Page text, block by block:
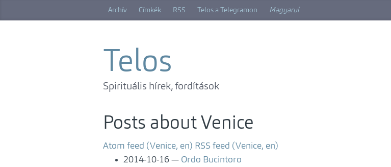
Archív Címkék RSS Telos a Telegramon Magyarul
Telos
Spirituális hírek, fordítások
Posts about Venice
Atom feed (Venice, en) RSS feed (Venice, en)
2014-10-16
Ordo Bucintoro